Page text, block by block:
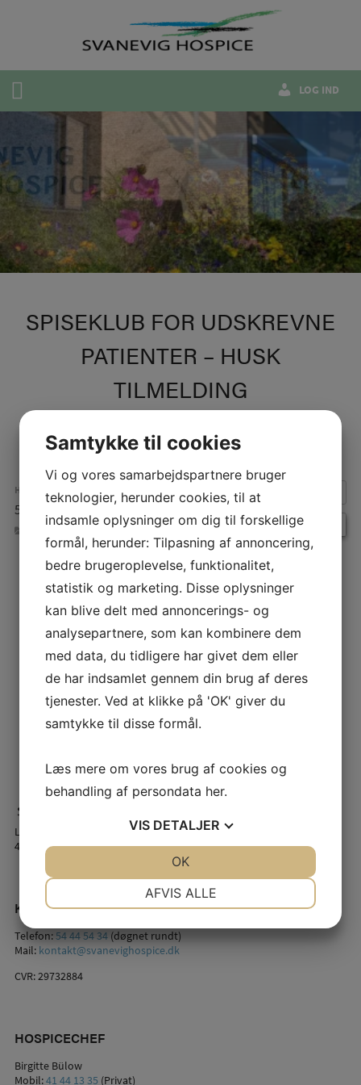
LOG IND
SPISEKLUB FOR UDSKREVNE
PATIENTER – HUSK
TILMELDING
HVORNÅR:
5. juni 2026 kl. 12:00 – 14:00
INDLÆGSNAVIGATION
Lindstrømsvej 2
4941 Bandholm
KONTAKT OS
Telefon:54 44 54 34(døgnet rundt)
Mail: kontakt@svanevighospice.dk
CVR: 29732884
HOSPICECHEF
Birgitte Bülow
Mobil:41 44 13 35 (Privat)
Samtykke til cookies
Vi og vores samarbejdspartnere bruger
teknologier, herunder cookies, til at
indsamle oplysninger om dig til forskellige
formål, herunder: Tilpasning af annoncering,
bedre brugeroplevelse, funktionalitet,
statistik og marketing. Disse oplysninger
kan blive delt med annoncerings- og
analysepartnere, som kan kombinere dem
med data, du tidligere har givet dem eller
de har indsamlet gennem din brug af deres
tjenester. Ved at klikke på 'OK' giver du
samtykke til disse formål.
Læs mere om vores brug af cookies og
behandling af persondata her.
VIS DETALJER
MARKETING
AFVIS ALLE
OK